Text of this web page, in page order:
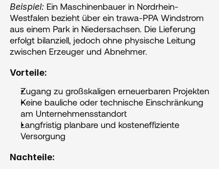
Beispiel: Ein Maschinenbauer in Nordrhein-
Westfalen bezieht über ein trawa-PPA Windstrom
aus einem Park in Niedersachsen. Die Lieferung
erfolgt bilanziell, jedoch ohne physische Leitung
zwischen Erzeuger und Abnehmer.
Vorteile:
Zugang zu großskaligen erneuerbaren Projekten
Keine bauliche oder technische Einschränkung
am Unternehmensstandort
Langfristig planbare und kosteneffiziente
Versorgung
Nachteile: